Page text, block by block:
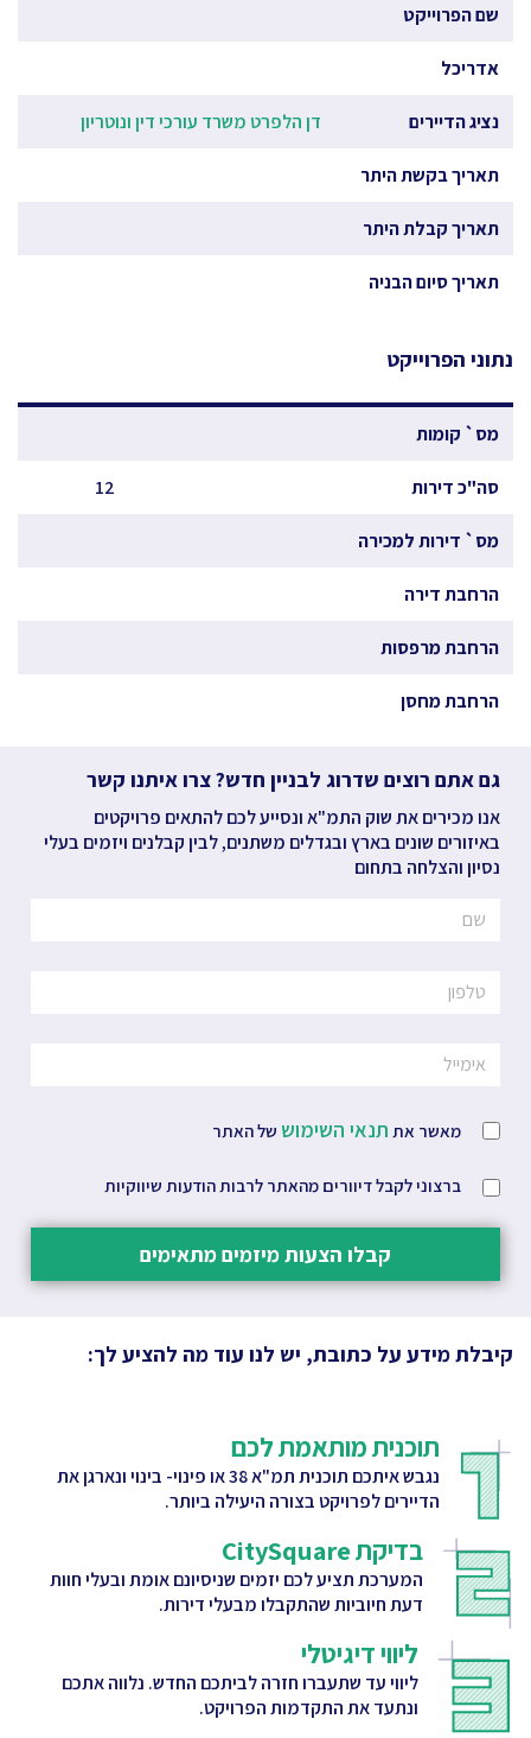
שם הפרוייקט
אדריכל
נציג הדיירים דן הלפרט משרד עורכי דין ונוטריון
תאריך בקשת היתר
תאריך קבלת היתר
תאריך סיום הבניה
נתוני הפרוייקט
מס` קומות
סה"כ דירות 12
מס` דירות למכירה
הרחבת דירה
הרחבת מרפסות
הרחבת מחסן
גם אתם רוצים שדרוג לבניין חדש? צרו איתנו קשר
אנו מכירים את שוק התמ"א ונסייע לכם להתאים פרויקטים
באיזורים שונים בארץ ובגדלים משתנים, לבין קבלנים ויזמים בעלי
נסיון והצלחה בתחום
מאשר את תנאי השימוש של האתר
ברצוני לקבל דיוורים מהאתר לרבות הודעות שיווקיות
קבלו הצעות מיזמים מתאימים
קיבלת מידע על כתובת, יש לנו עוד מה להציע לך:
תוכנית מותאמת לכם
נגבש איתכם תוכנית תמ"א 38 או פינוי- בינוי ונארגן את
הדיירים לפרויקט בצורה היעילה ביותר.
בדיקת CitySquare
המערכת תציע לכם יזמים שניסיונם אומת ובעלי חוות
דעת חיוביות שהתקבלו מבעלי דירות.
ליווי דיגיטלי
ליווי עד שתעברו חזרה לביתכם החדש. נלווה אתכם
ונתעד את התקדמות הפרויקט.